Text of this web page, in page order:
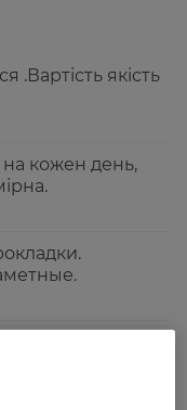
.Вартість якість
на кожен день,
дуже